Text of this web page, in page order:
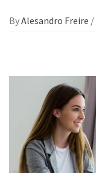
ByAlesandro Freire /